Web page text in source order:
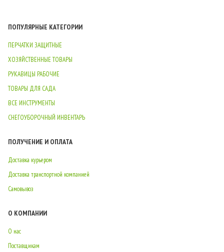
ПОПУЛЯРНЫЕ КАТЕГОРИИ
ПЕРЧАТКИ ЗАЩИТНЫЕ
ХОЗЯЙСТВЕННЫЕ ТОВАРЫ
РУКАВИЦЫ РАБОЧИЕ
ТОВАРЫ ДЛЯ САДА
ВСЕ ИНСТРУМЕНТЫ
СНЕГОУБОРОЧНЫЙ ИНВЕНТАРЬ
ПОЛУЧЕНИЕ И ОПЛАТА
Доставка курьером
Доставка транспортной компанией
Самовывоз
О КОМПАНИИ
О нас
Поставщикам